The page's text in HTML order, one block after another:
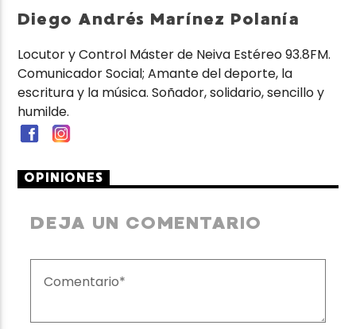
Diego Andrés Marínez Polanía
Locutor y Control Máster de Neiva Estéreo 93.8FM.
Comunicador Social; Amante del deporte, la
escritura y la música. Soñador, solidario, sencillo y
humilde.
OPINIONES
DEJA UN COMENTARIO